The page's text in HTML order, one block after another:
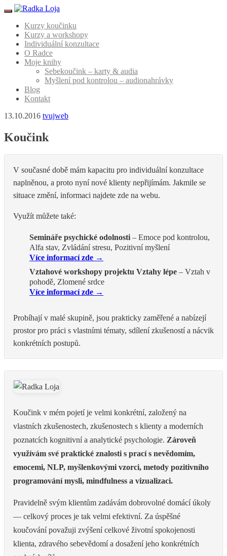
Menu
Kurzy koučinku
Kurzy a workshopy
Individuální konzultace
O Radce
Moje knihy
Sebekoučink – karty & audia
Myšlení pod kontrolou – audionahrávky
Blog
Kontakt
13.10.2016 tvujweb
Koučink
V současné době mám kapacitu pro individuální konzultace
naplněnou, a proto nyní nové klienty nepřijímám. Jakmile se
situace změní, informaci najdete zde na webu.
Využít můžete také:
Semináře psychické odolnosti – Emoce pod kontrolou,
Alfa stav, Zvládání stresu, Pozitivní myšlení
Více informací zde →
Vztahové workshopy projektu Vztahy lépe – Vztah v
pohodě, Zlomené srdce
Více informací zde →
Probíhají v malé skupině, jsou prakticky zaměřené a nabízejí
prostor pro práci s vlastními tématy, sdílení zkušeností a nácvik
konkrétních postupů.
Koučink v mém pojetí je velmi konkrétní, založený na
vlastních zkušenostech, zkušenostech s klienty a moderních
poznatcích kognitivní a analytické psychologie. Zároveň
využívám své praktické znalosti s prací s nevědomím,
emocemi, NLP, myšlenkovými vzorci, metody pozitivního
programování mysli, mindfulness a vizualizaci.
Pravidelně svým klientům zadávám dobrovolné domácí úkoly
— celkový proces je tak velmi efektivní. Za úspěšné
koučování považuji zvýšení celkové životní spokojenosti
klienta, zdravého sebevědomí a dosažení jeho konkrétních